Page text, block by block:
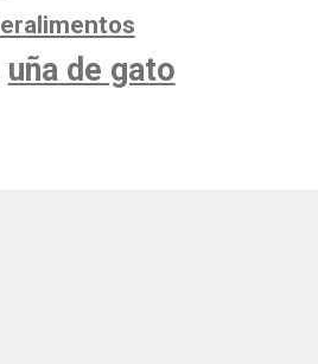
uña de gato